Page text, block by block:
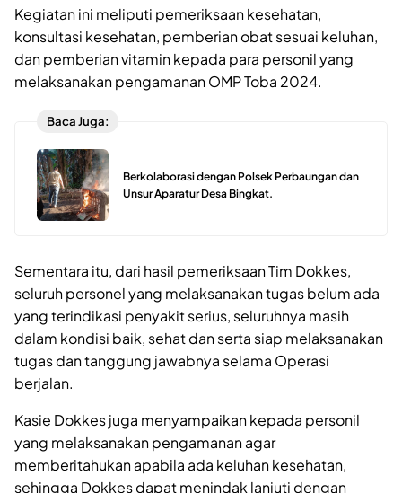
Kegiatan ini meliputi pemeriksaan kesehatan,
konsultasi kesehatan, pemberian obat sesuai keluhan,
dan pemberian vitamin kepada para personil yang
melaksanakan pengamanan OMP Toba 2024.
Baca Juga:
Berkolaborasi dengan Polsek Perbaungan dan
Unsur Aparatur Desa Bingkat.
Sementara itu, dari hasil pemeriksaan Tim Dokkes,
seluruh personel yang melaksanakan tugas belum ada
yang terindikasi penyakit serius, seluruhnya masih
dalam kondisi baik, sehat dan serta siap melaksanakan
tugas dan tanggung jawabnya selama Operasi
berjalan.
Kasie Dokkes juga menyampaikan kepada personil
yang melaksanakan pengamanan agar
memberitahukan apabila ada keluhan kesehatan,
sehingga Dokkes dapat menindak lanjuti dengan